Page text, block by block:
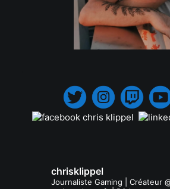
chrisklippel
Journaliste Gaming | Créateur